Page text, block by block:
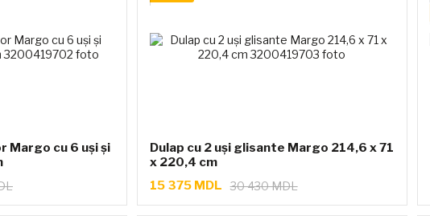
Margo cu 6 uși și
Dulap cu 2 uși glisante Margo 214,6 x 71
x 220,4 cm
30 430 MDL
15 375 MDL